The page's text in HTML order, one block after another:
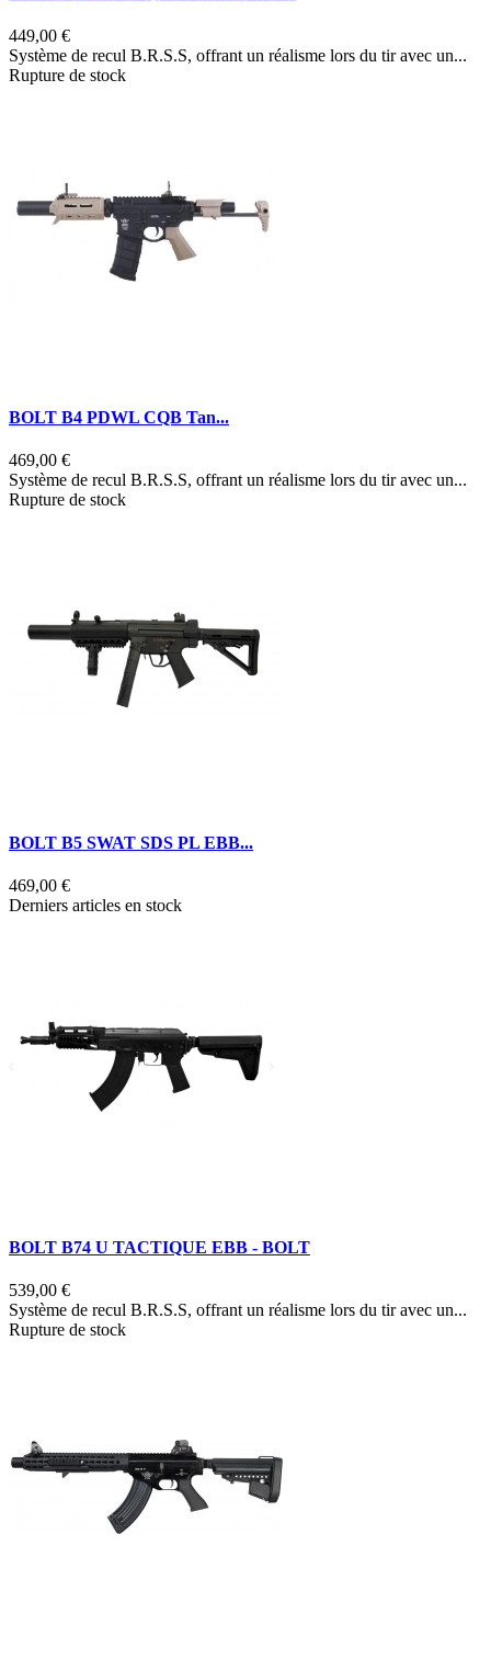
449,00 €
Système de recul B.R.S.S, offrant un réalisme lors du tir avec un...
Rupture de stock
BOLT B4 PDWL CQB Tan...
469,00 €
Système de recul B.R.S.S, offrant un réalisme lors du tir avec un...
Rupture de stock
BOLT B5 SWAT SDS PL EBB...
469,00 €
Derniers articles en stock
BOLT B74 U TACTIQUE EBB - BOLT
539,00 €
Système de recul B.R.S.S, offrant un réalisme lors du tir avec un...
Rupture de stock